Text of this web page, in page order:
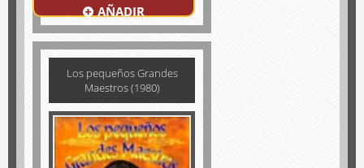
AÑADIR
Los pequeños Grandes
Maestros (1980)